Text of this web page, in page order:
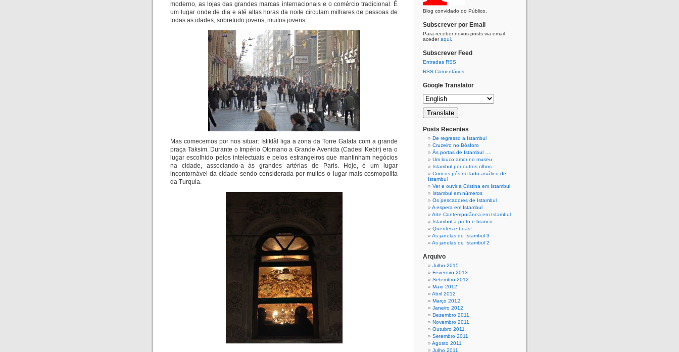
moderno, as lojas das grandes marcas internacionais e o comércio tradicional. É
um lugar onde de dia e até altas horas da noite circulam milhares de pessoas de
todas as idades, sobretudo jovens, muitos jovens.
Mas comecemos por nos situar: Istiklâl liga a zona da Torre Galata com a grande
praça Taksim. Durante o Império Otomano a Grande Avenida (Cadesi Kebir) era o
lugar escolhido pelos intelectuais e pelos estrangeiros que mantinham negócios
na cidade, associando-a às grandes artérias de Paris. Hoje, é um lugar
incontornável da cidade sendo considerada por muitos o lugar mais cosmopolita
da Turquia.
Blog convidado do Público.
Subscrever por Email
Para receber novos posts via email
acederaqui
Subscrever Feed
Entradas RSS
RSS Comentários
Google Translator
Posts Recentes
De regresso a Istambul
Cruzeiro no Bósforo
Às portas de Istambul ….
Um louco amor no museu
Istambul por outros olhos
Com os pés no lado asiático de
Istambul
Ver e ouvir a Cristina em Istambul
Istambul em números
Os pescadores de Istambul
A espera em Istambul
Arte Contemporânea em Istambul
Istambul a preto e branco
Quentes e boas!
As janelas de Istambul 3
As janelas de Istambul 2
Arquivo
Julho 2015
Fevereiro 2013
Setembro 2012
Maio 2012
Abril 2012
Março 2012
Janeiro 2012
Dezembro 2011
Novembro 2011
Outubro 2011
Setembro 2011
Agosto 2011
Julho 2011